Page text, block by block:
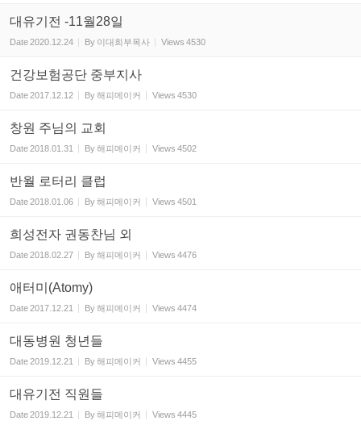
대유기전 -11월28일
Date2020.12.24 By 이대희부목사 Views 4530
건강보험공단 중부지사
Date2017.12.12 By해피메이커 Views 4530
창원 주님의 교회
Date2018.01.31 By해피메이커 Views 4502
반월 로터리 클럽
Date2018.01.06 By해피메이커 Views 4501
희성전자 권동찬님 외
Date2018.02.27 By해피메이커 Views 4476
애터미(Atomy)
Date2017.12.21 By해피메이커 Views 4474
대동병원 청년들
Date2019.12.21 By해피메이커 Views 4455
대유기전 직원들
Date2019.12.21 By해피메이커 Views 4445